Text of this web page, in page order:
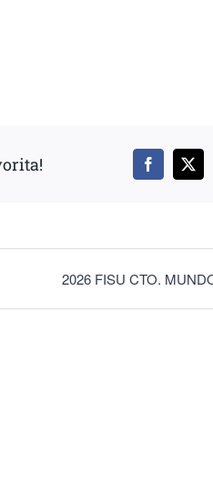
Facebook
X
2026 FISU CTO.